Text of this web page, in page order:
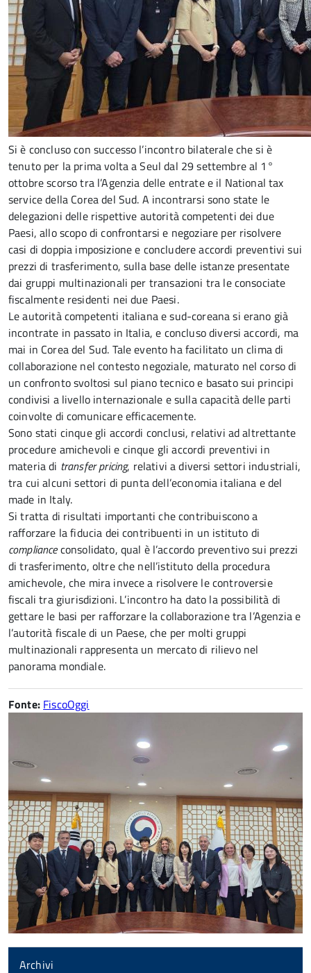
Si è concluso con successo l’incontro bilaterale che si è
tenuto per la prima volta a Seul dal 29 settembre al 1°
ottobre scorso tra l’Agenzia delle entrate e il National tax
service della Corea del Sud. A incontrarsi sono state le
delegazioni delle rispettive autorità competenti dei due
Paesi, allo scopo di confrontarsi e negoziare per risolvere
casi di doppia imposizione e concludere accordi preventivi sui
prezzi di trasferimento, sulla base delle istanze presentate
dai gruppi multinazionali per transazioni tra le consociate
fiscalmente residenti nei due Paesi.
Le autorità competenti italiana e sud-coreana si erano già
incontrate in passato in Italia, e concluso diversi accordi, ma
mai in Corea del Sud. Tale evento ha facilitato un clima di
collaborazione nel contesto negoziale, maturato nel corso di
un confronto svoltosi sul piano tecnico e basato sui principi
condivisi a livello internazionale e sulla capacità delle parti
coinvolte di comunicare efficacemente.
Sono stati cinque gli accordi conclusi, relativi ad altrettante
procedure amichevoli e cinque gli accordi preventivi in
materia di transfer pricing, relativi a diversi settori industriali,
tra cui alcuni settori di punta dell’economia italiana e del
made in Italy.
Si tratta di risultati importanti che contribuiscono a
rafforzare la fiducia dei contribuenti in un istituto di
complianceconsolidato, qual è l’accordo preventivo sui prezzi
di trasferimento, oltre che nell’istituto della procedura
amichevole, che mira invece a risolvere le controversie
fiscali tra giurisdizioni. L’incontro ha dato la possibilità di
gettare le basi per rafforzare la collaborazione tra l’Agenzia e
l’autorità fiscale di un Paese, che per molti gruppi
multinazionali rappresenta un mercato di rilievo nel
panorama mondiale.
Fonte: FiscoOggi
Archivi